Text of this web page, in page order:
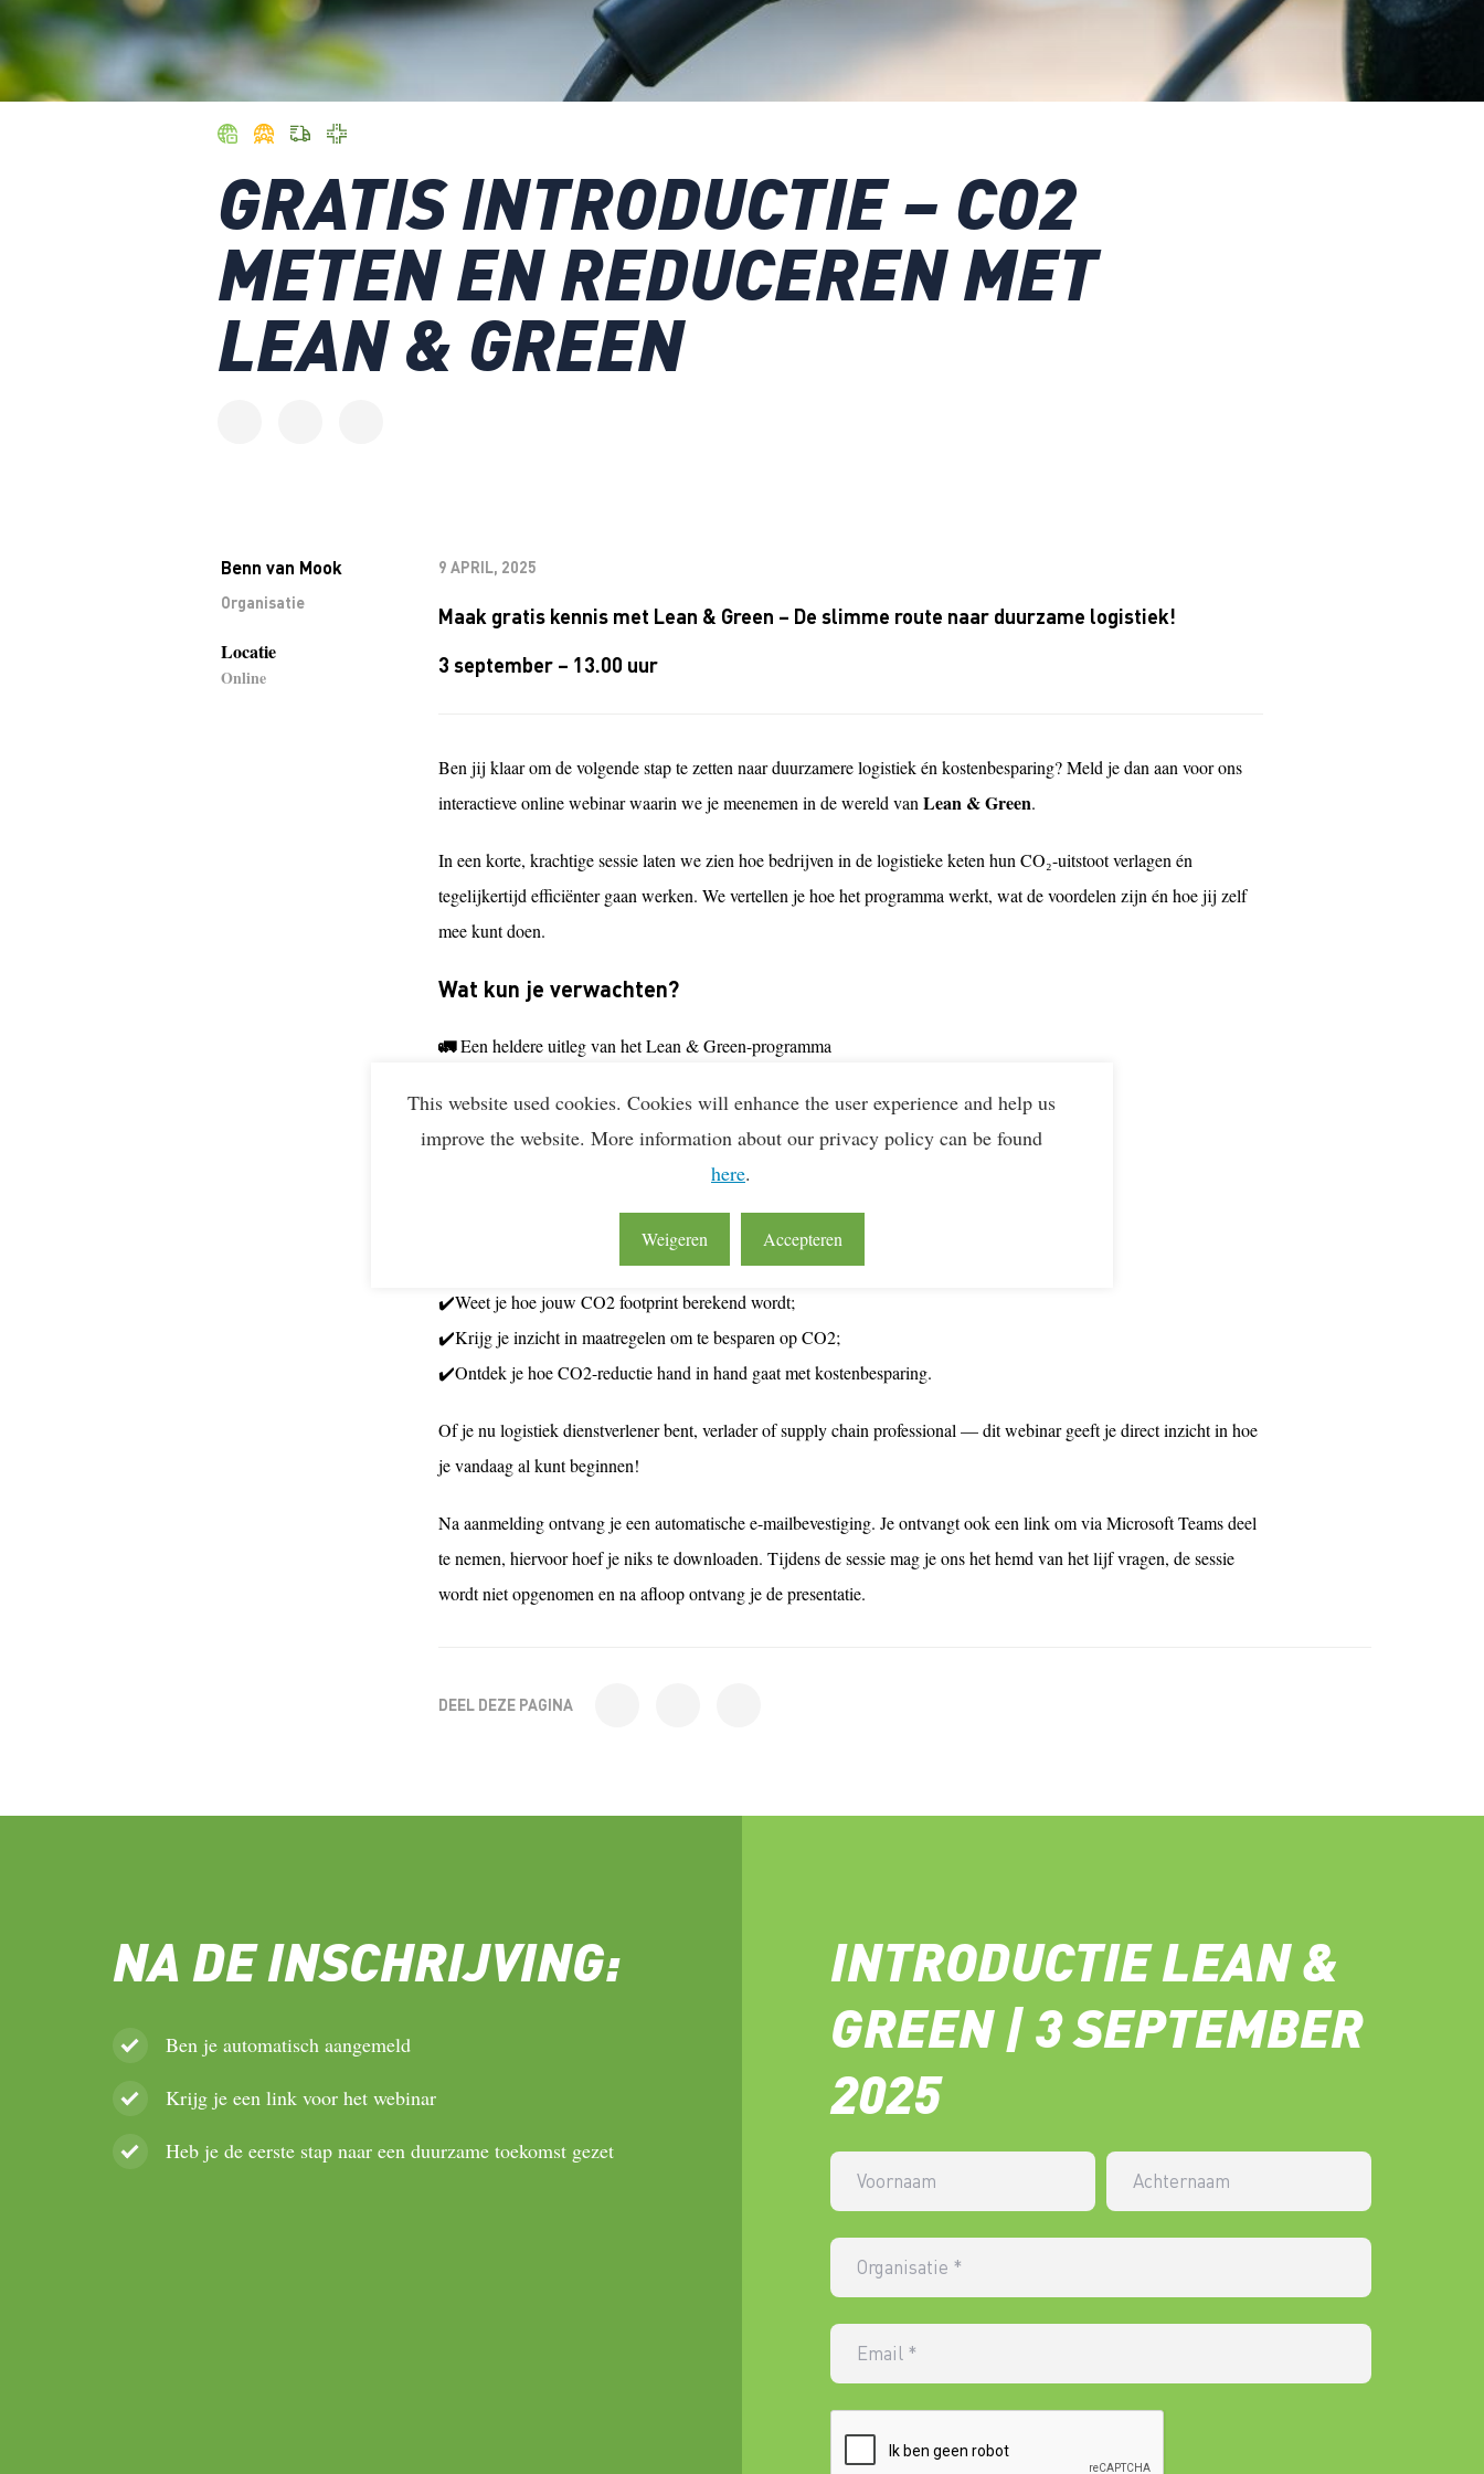
GRATIS INTRODUCTIE – CO2
METEN EN REDUCEREN MET
LEAN & GREEN
Benn van Mook
Organisatie
Locatie
Online
9 APRIL, 2025
Maak gratis kennis met Lean & Green – De slimme route naar duurzame logistiek!
3 september – 13.00 uur
Ben jij klaar om de volgende stap te zetten naar duurzamere logistiek én kostenbesparing? Meld je dan aan voor ons
interactieve online webinar waarin we je meenemen in de wereld van Lean & Green.
In een korte, krachtige sessie laten we zien hoe bedrijven in de logistieke keten hun CO₂-uitstoot verlagen én
tegelijkertijd efficiënter gaan werken. We vertellen je hoe het programma werkt, wat de voordelen zijn én hoe jij zelf
mee kunt doen.
Wat kun je verwachten?
🚛Een heldere uitleg van het Lean & Green-programma
🚛Inspirerende praktijkvoorbeelden van bedrijven die je voorgingen
🚛Antwoord op al je vragen tijdens de live Q&A
Na deze online sessie:
✔️Heb je kennis over het meten van jouw CO2 data;
✔️Weet je hoe jouw CO2 footprint berekend wordt;
✔️Krijg je inzicht in maatregelen om te besparen op CO2;
✔️Ontdek je hoe CO2-reductie hand in hand gaat met kostenbesparing.
Of je nu logistiek dienstverlener bent, verlader of supply chain professional — dit webinar geeft je direct inzicht in hoe
je vandaag al kunt beginnen!
Na aanmelding ontvang je een automatische e-mailbevestiging. Je ontvangt ook een link om via Microsoft Teams deel
te nemen, hiervoor hoef je niks te downloaden. Tijdens de sessie mag je ons het hemd van het lijf vragen, de sessie
wordt niet opgenomen en na afloop ontvang je de presentatie.
DEEL DEZE PAGINA
NA DE INSCHRIJVING:
Ben je automatisch aangemeld
Krijg je een link voor het webinar
Heb je de eerste stap naar een duurzame toekomst gezet
INTRODUCTIE LEAN &
GREEN | 3 SEPTEMBER
2025
Voornaam Achternaam
Organisatie *
Email *
This website used cookies. Cookies will enhance the user experience and help us
improve the website. More information about our privacy policy can be found
here.
Weigeren Accepteren